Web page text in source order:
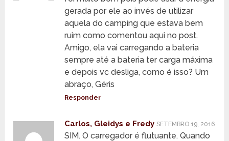
gerada por ele ao invés de utilizar
aquela do camping que estava bem
ruim como comentou aqui no post.
Amigo, ela vai carregando a bateria
sempre até a bateria ter carga máxima
e depois vc desliga, como é isso? Um
abraço, Géris
Responder
Carlos, Gleidys e Fredy SETEMBRO 19, 2016
SIM. O carregador é flutuante. Quando